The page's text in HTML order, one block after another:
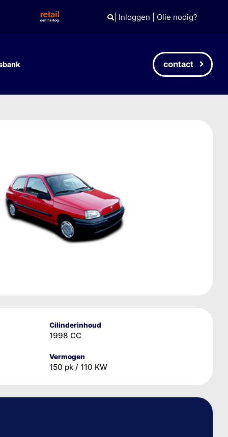
| Inloggen Olie nodig?
contact
Cilinderinhoud
1998 CC
Vermogen
150 pk / 110 KW